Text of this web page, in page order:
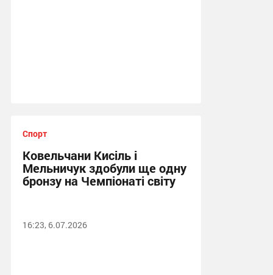
Спорт
Ковельчани Кисіль і
Мельничук здобули ще одну
бронзу на Чемпіонаті світу
16:23, 6.07.2026